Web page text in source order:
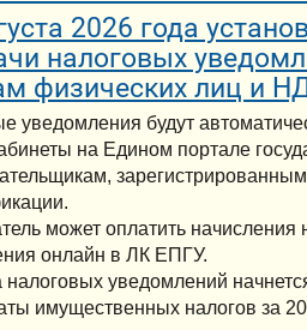
2026 года
налоговых
физических лиц и
уведомления будут
на Едином портале
может оплатить начисления
онлайн в ЛК ЕПГУ.
налоговых уведомлений
имущественных налогов за